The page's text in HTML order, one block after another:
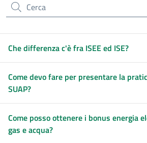
Cerca nel sito
Che differenza c'è fra ISEE ed ISE?
Come devo fare per presentare la
SUAP?
Come posso ottenere i bonus energia
gas e acqua?